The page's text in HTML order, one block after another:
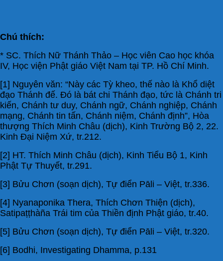
Chú thích:
* SC. Thích Nữ Thánh Thảo – Học viên Cao học khóa
IV, Học viện Phật giáo Việt Nam tại TP. Hồ Chí Minh.
[1] Nguyên văn: “Này các Tỳ kheo, thế nào là Khổ diệt
đạo Thánh đế. Ðó là bát chi Thánh đạo, tức là Chánh tri
kiến, Chánh tư duy, Chánh ngữ, Chánh nghiệp, Chánh
mạng, Chánh tin tấn, Chánh niệm, Chánh định”, Hòa
thượng Thích Minh Châu (dịch), Kinh Trường Bộ 2, 22.
Kinh Đại Niệm Xứ, tr.212.
[2] HT. Thích Minh Châu (dịch), Kinh Tiểu Bộ 1, Kinh
Phật Tự Thuyết, tr.291.
[3] Bửu Chơn (soạn dịch), Tự điển Pāli – Việt, tr.336.
[4] Nyanaponika Thera, Thích Chơn Thiện (dịch),
Satipaṭṭhàña Trái tim của Thiền định Phật giáo, tr.40.
[5] Bửu Chơn (soạn dịch), Tự điển Pāli – Việt, tr.320.
[6] Bodhi, Investigating Dhamma, p.131